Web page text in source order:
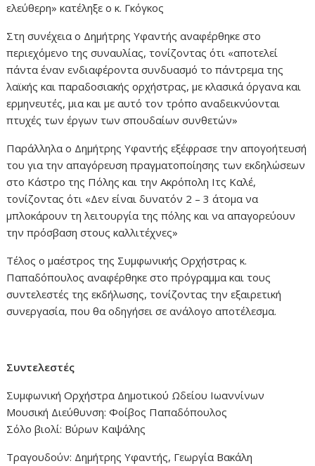
ελεύθερη» κατέληξε ο κ. Γκόγκος
Στη συνέχεια ο Δημήτρης Υφαντής αναφέρθηκε στο
περιεχόμενο της συναυλίας, τονίζοντας ότι «αποτελεί
πάντα έναν ενδιαφέροντα συνδυασμό το πάντρεμα της
λαϊκής και παραδοσιακής ορχήστρας, με κλασικά όργανα και
ερμηνευτές, μια και με αυτό τον τρόπο αναδεικνύονται
πτυχές των έργων των σπουδαίων συνθετών»
Παράλληλα ο Δημήτρης Υφαντής εξέφρασε την απογοήτευσή
του για την απαγόρευση πραγματοποίησης των εκδηλώσεων
στο Κάστρο της Πόλης και την Ακρόπολη Ιτς Καλέ,
τονίζοντας ότι «Δεν είναι δυνατόν 2 – 3 άτομα να
μπλοκάρουν τη λειτουργία της πόλης και να απαγορεύουν
την πρόσβαση στους καλλιτέχνες»
Τέλος ο μαέστρος της Συμφωνικής Ορχήστρας κ.
Παπαδόπουλος αναφέρθηκε στο πρόγραμμα και τους
συντελεστές της εκδήλωσης, τονίζοντας την εξαιρετική
συνεργασία, που θα οδηγήσει σε ανάλογο αποτέλεσμα.
Συντελεστές
Συμφωνική Ορχήστρα Δημοτικού Ωδείου Ιωαννίνων
Μουσική Διεύθυνση: Φοίβος Παπαδόπουλος
Σόλο βιολί: Βύρων Καψάλης
Τραγουδούν: Δημήτρης Υφαντής, Γεωργία Βακάλη